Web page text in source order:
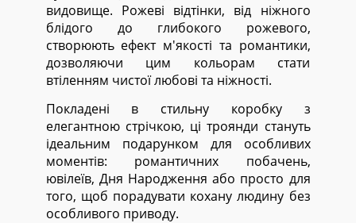
видовище. Рожеві відтінки, від ніжного
блідого до глибокого рожевого,
створюють ефект м'якості та романтики,
дозволяючи цим кольорам стати
втіленням чистої любові та ніжності.
Покладені в стильну коробку з
елегантною стрічкою, ці троянди стануть
ідеальним подарунком для особливих
моментів: романтичних побачень,
ювілеїв, Дня Народження або просто для
того, щоб порадувати кохану людину без
особливого приводу.